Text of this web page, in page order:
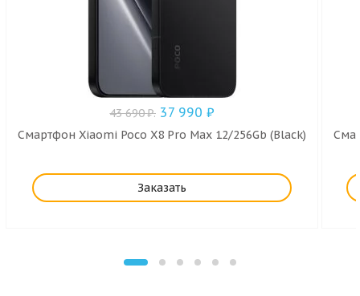
43 690₽. 37 990 ₽
Смартфон Xiaomi Poco X8 Pro Max 12/256Gb (Black)
Заказать